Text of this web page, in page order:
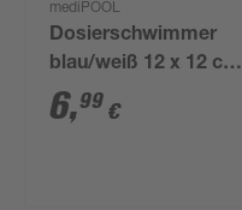
mediPOOL
Dosierschwimmer
blau/weiß 12 x 12 cm,
für 20 g Tabs
6,99 €